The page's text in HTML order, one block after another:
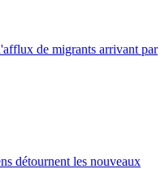
de migrants arrivant par
détournent les nouveaux